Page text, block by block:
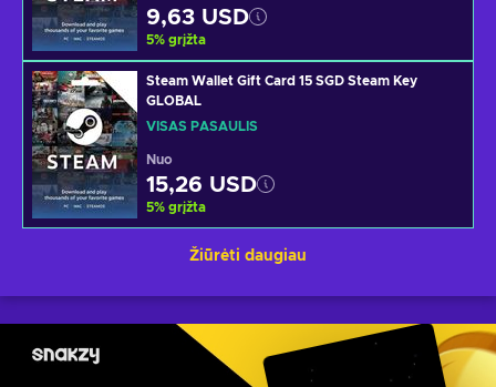
9,63 USD
5% grįžta
Steam Wallet Gift Card 15 SGD Steam Key
GLOBAL
VISAS PASAULIS
Nuo
15,26 USD
5% grįžta
Žiūrėti daugiau